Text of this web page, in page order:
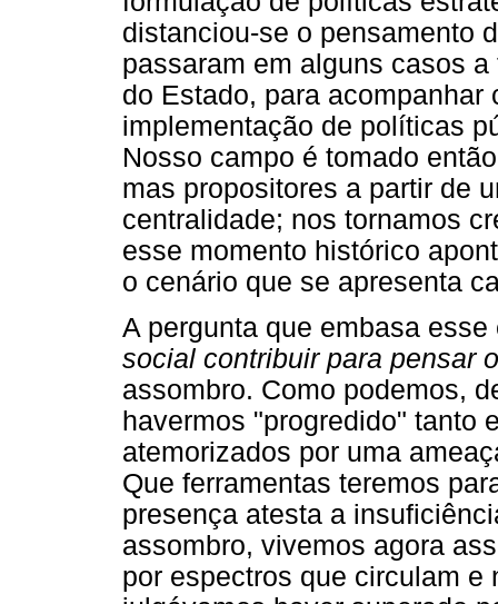
distanciou-se o pensamento
passaram em alguns casos
do Estado, para
implementação de políticas
Nosso campo é tomado
mas propositores a partir de
centralidade; nos tornamos
esse momento histórico
o cenário que se apresenta
A pergunta que embasa
social contribuir para pensar
assombro. Como podemos,
havermos "progredido" tanto
atemorizados por uma
Que ferramentas teremos
presença atesta a
assombro, vivemos agora
por espectros que circulam